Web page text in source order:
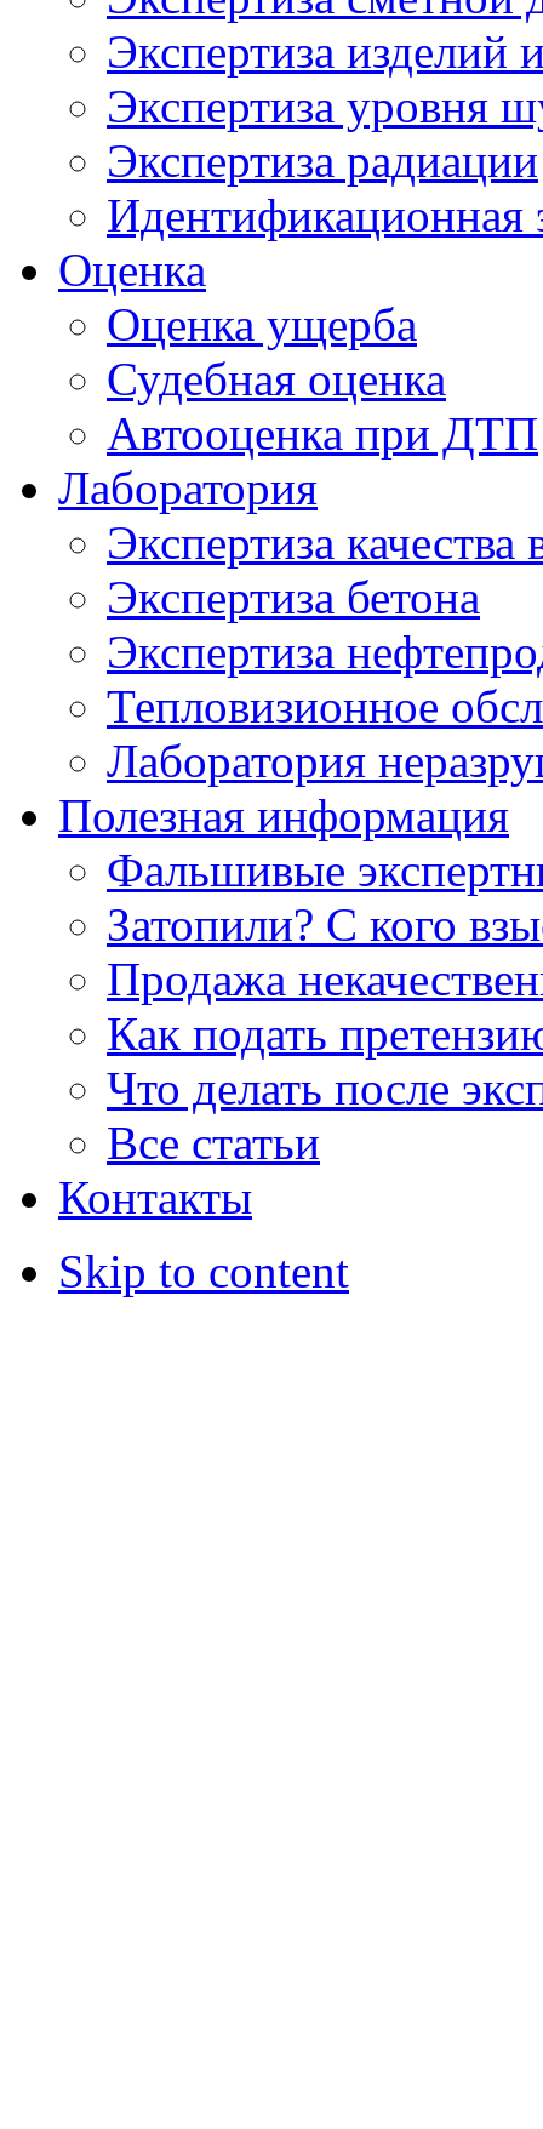
Экспертиза изделий
Экспертиза уровня
Экспертиза радиации
Идентификационная
Оценка
Оценка ущерба
Судебная оценка
Автооценка при ДТП
Лаборатория
Экспертиза качества
Экспертиза бетона
Экспертиза
Тепловизионное
Лаборатория
Полезная информация
Фальшивые
Затопили? С кого
Продажа
Как подать
Что делать после
Все статьи
Контакты
Skip to content